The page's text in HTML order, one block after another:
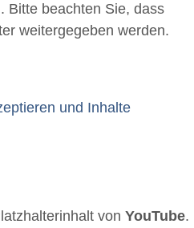
Bitte beachten Sie, dass
weitergegeben werden.
und Inhalte
von YouTube.